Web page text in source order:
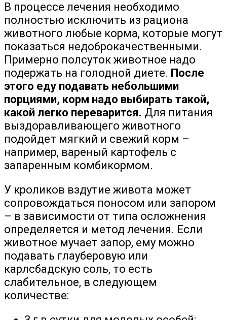
В процессе лечения необходимо
полностью исключить из рациона
животного любые корма, которые могут
показаться недоброкачественными.
Примерно полсуток животное надо
подержать на голодной диете. После
этого еду подавать небольшими
порциями, корм надо выбирать такой,
какой легко переварится. Для питания
выздоравливающего животного
подойдет мягкий и свежий корм –
например, вареный картофель с
запаренным комбикормом.
У кроликов вздутие живота может
сопровождаться поносом или запором
– в зависимости от типа осложнения
определяется и метод лечения. Если
животное мучает запор, ему можно
подавать глауберовую или
карлсбадскую соль, то есть
слабительное, в следующем
количестве: